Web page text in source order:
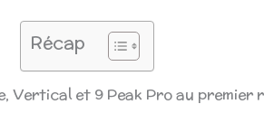
Récap
Vertical et 9 Peak Pro au premier